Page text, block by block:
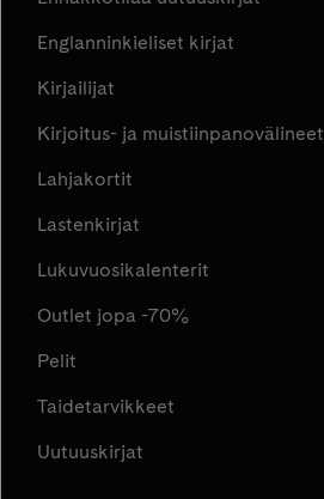
Englanninkieliset kirjat
Kirjailijat
Kirjoitus- ja muistiinpanovälineet
Lahjakortit
Lastenkirjat
Lukuvuosikalenterit
Outlet jopa -70%
Pelit
Taidetarvikkeet
Uutuuskirjat